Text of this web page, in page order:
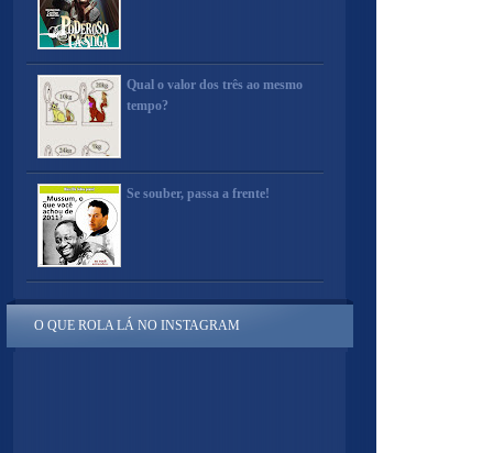
Qual o valor dos três ao mesmo
tempo?
Se souber, passa a frente!
O QUE ROLA LÁ NO INSTAGRAM